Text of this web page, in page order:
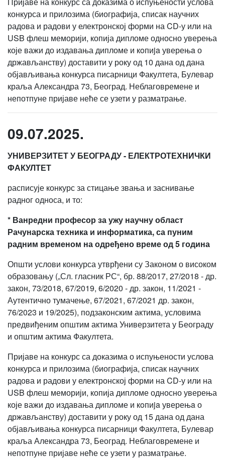
конкурса и прилозима (биографија, списак научних
радова и радови у електронској форми на CD-у или на
USB флеш меморији, копија дипломе односно уверења
које важи до издавања дипломе и кoпиja уверењa о
држављанству) доставити у року од 10 дана од дана
објављивања конкурса писарници Факултета, Булевар
краља Александра 73, Београд. Неблаговремене и
непотпуне пријаве неће се узети у разматрање.
09.07.2025.
УНИВЕРЗИТЕТ У БЕОГРАДУ - ЕЛЕКТРОТЕХНИЧКИ
ФАКУЛТЕТ
расписује конкурс за стицање звања и заснивање
радног односа, и то:
* Ванредни професор за ужу научну област
Рачунарска техника и информатика, са пуним
радним временом на одређено време од 5 година
Општи услови конкурса утврђени су Законом о високом
образовању („Сл. гласник РС“, бр. 88/2017, 27/2018 - др.
закон, 73/2018, 67/2019, 6/2020 - др. закон, 11/2021 -
Аутентично тумачење, 67/2021, 67/2021 др. закон,
76/2023 и 19/2025), подзаконским актима, условима
предвиђеним општим актима Универзитета у Београду
и општим актима Факултета.
Пријаве на конкурс са доказима о испуњености услова
конкурса и прилозима (биографија, списак научних
радова и радови у електронској форми на CD-у или на
USB флеш меморији, копија дипломе односно уверења
које важи до издавања дипломе и кoпиja уверењa о
држављанству) доставити у року од 15 дана од дана
објављивања конкурса писарници Факултета, Булевар
краља Александра 73, Београд. Неблаговремене и
непотпуне пријаве неће се узети у разматрање.